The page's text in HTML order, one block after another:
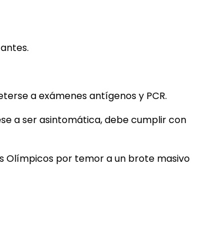
a exámenes antígenos y PCR.
a ser asintomática, debe cumplir con
Olímpicos por temor a un brote masivo